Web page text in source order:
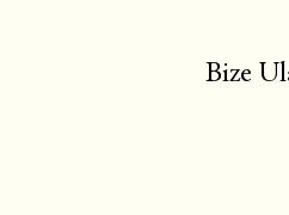
Bize